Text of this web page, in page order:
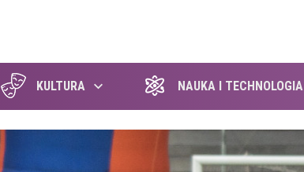
KULTURA NAUKA I TECHNOLOGIA